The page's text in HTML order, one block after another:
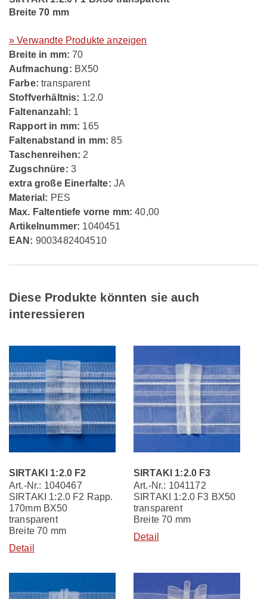
Breite 70 mm
» Verwandte Produkte anzeigen
Breite in mm: 70
Aufmachung: BX50
Farbe: transparent
Stoffverhältnis: 1:2.0
Faltenanzahl: 1
Rapport in mm: 165
Faltenabstand in mm: 85
Taschenreihen: 2
Zugschnüre: 3
extra große Einerfalte: JA
Material: PES
Max. Faltentiefe vorne mm: 40,00
Artikelnummer: 1040451
EAN: 9003482404510
Diese Produkte könnten sie auch
interessieren
SIRTAKI 1:2.0 F2
Art.-Nr.: 1040467
SIRTAKI 1:2.0 F2 Rapp.
170mm BX50
transparent
Breite 70 mm
Detail
SIRTAKI 1:2.0 F3
Art.-Nr.: 1041172
SIRTAKI 1:2.0 F3 BX50
transparent
Breite 70 mm
Detail